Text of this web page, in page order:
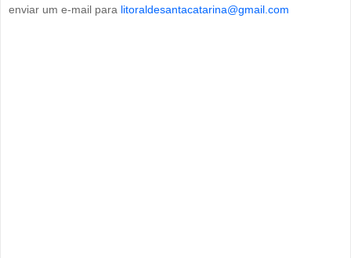
enviar um e-mail para litoraldesantacatarina@gmail.com